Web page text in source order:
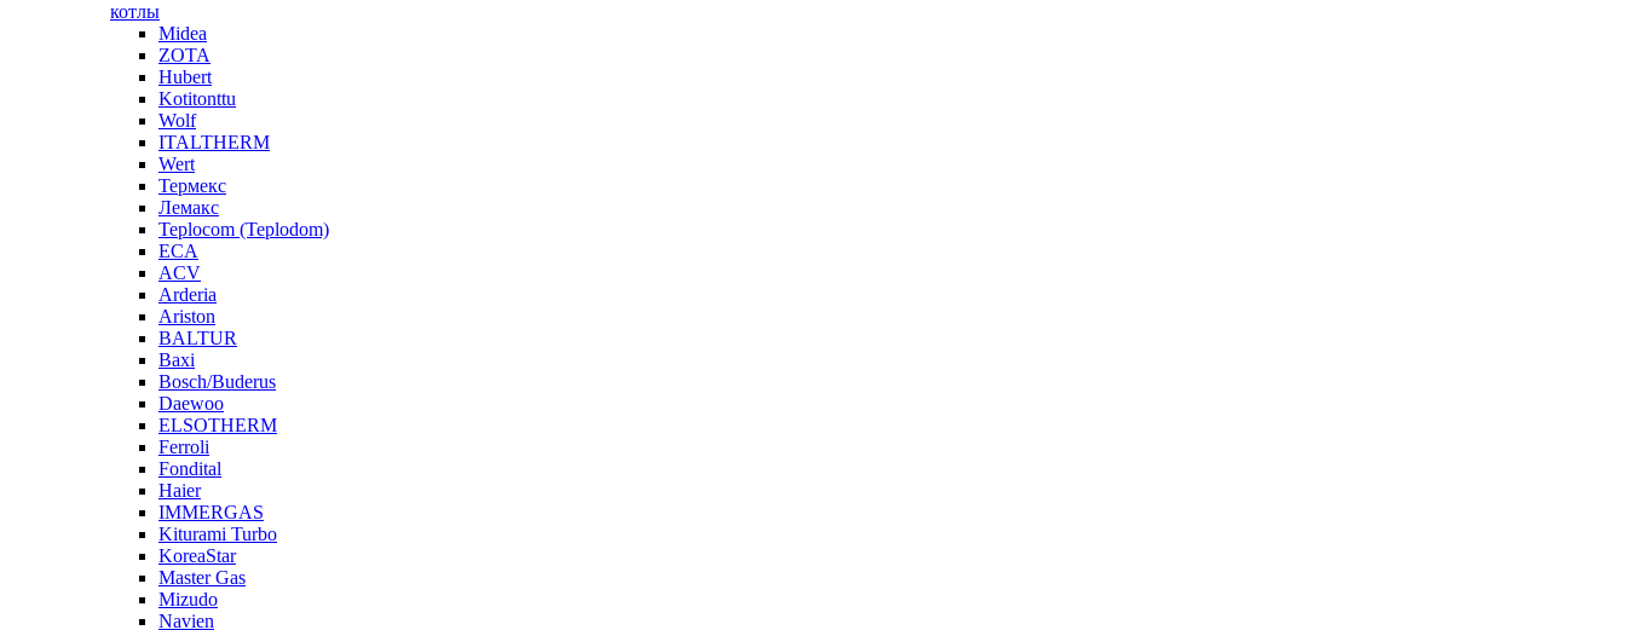
котлы
Midea
ZOTA
Hubert
Kotitonttu
Wolf
ITALTHERM
Wert
Термекс
Лемакс
Teplocom (Teplodom)
ECA
ACV
Arderia
Ariston
BALTUR
Baxi
Bosch/Buderus
Daewoo
ELSOTHERM
Ferroli
Fondital
Haier
IMMERGAS
Kiturami Turbo
KoreaStar
Master Gas
Mizudo
Navien